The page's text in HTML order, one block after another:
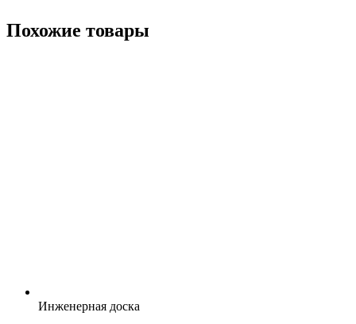
Похожие товары
Инженерная доска